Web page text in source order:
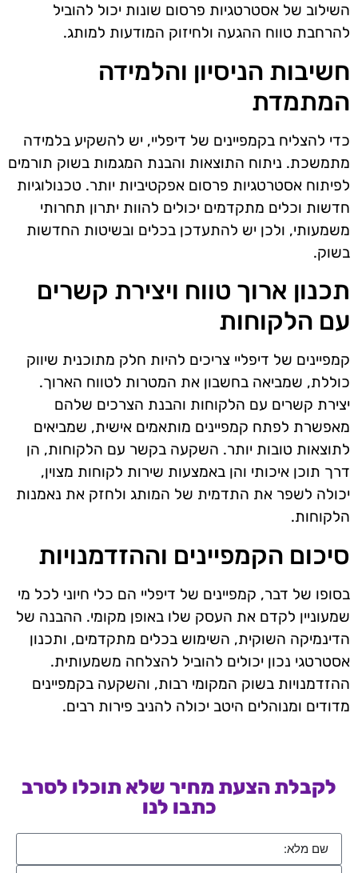
השילוב של אסטרטגיות פרסום שונות יכול להוביל
להרחבת טווח ההגעה ולחיזוק המודעות למותג.
חשיבות הניסיון והלמידה
המתמדת
כדי להצליח בקמפיינים של דיפליי, יש להשקיע בלמידה
מתמשכת. ניתוח התוצאות והבנת המגמות בשוק תורמים
לפיתוח אסטרטגיות פרסום אפקטיביות יותר. טכנולוגיות
חדשות וכלים מתקדמים יכולים להוות יתרון תחרותי
משמעותי, ולכן יש להתעדכן בכלים ובשיטות החדשות
בשוק.
תכנון ארוך טווח ויצירת קשרים
עם הלקוחות
קמפיינים של דיפליי צריכים להיות חלק מתוכנית שיווק
כוללת, שמביאה בחשבון את המטרות לטווח הארוך.
יצירת קשרים עם הלקוחות והבנת הצרכים שלהם
מאפשרת לפתח קמפיינים מותאמים אישית, שמביאים
לתוצאות טובות יותר. השקעה בקשר עם הלקוחות, הן
דרך תוכן איכותי והן באמצעות שירות לקוחות מצוין,
יכולה לשפר את התדמית של המותג ולחזק את נאמנות
הלקוחות.
סיכום הקמפיינים וההזדמנויות
בסופו של דבר, קמפיינים של דיפליי הם כלי חיוני לכל מי
שמעוניין לקדם את העסק שלו באופן מקומי. ההבנה של
הדינמיקה השוקית, השימוש בכלים מתקדמים, ותכנון
אסטרטגי נכון יכולים להוביל להצלחה משמעותית.
ההזדמנויות בשוק המקומי רבות, והשקעה בקמפיינים
מדודים ומנוהלים היטב יכולה להניב פירות רבים.
לקבלת הצעת מחיר שלא תוכלו לסרב
כתבו לנו